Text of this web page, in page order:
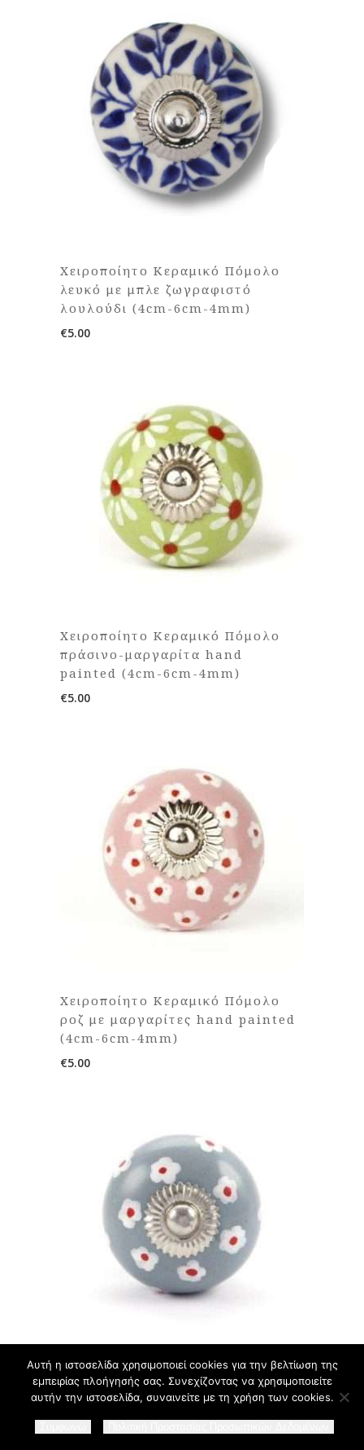
Χειροποίητο Κεραμικό Πόμολο
λευκό με μπλε ζωγραφιστό
λουλούδι (4cm-6cm-4mm)
€5.00
Χειροποίητο Κεραμικό Πόμολο
πράσινο-μαργαρίτα hand
painted (4cm-6cm-4mm)
€5.00
Χειροποίητο Κεραμικό Πόμολο
ροζ με μαργαρίτες hand painted
(4cm-6cm-4mm)
€5.00
Χειροποίητο Κεραμικό Πόμολο
γκρι σιελ με μαργαρίτες (4cm-
6cm-4mm)
Αυτή η ιστοσελίδα χρησιμοποιεί cookies για την βελτίωση της
εμπειρίας πλοήγησής σας. Συνεχίζοντας να χρησιμοποιείτε
αυτήν την ιστοσελίδα, συναινείτε με τη χρήση των cookies.